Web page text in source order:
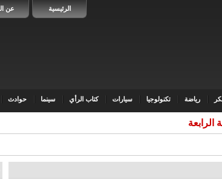
عن الرئيسية
رياضة تكنولوجيا سيارات كتاب الرأي سينما حوادث
الرابعة مساء